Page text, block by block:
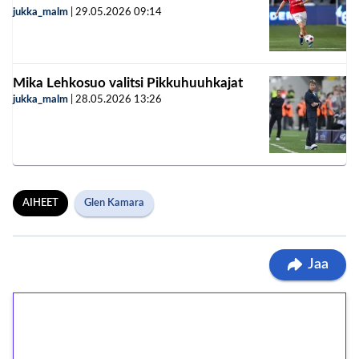
jukka_malm 29.05.2026 09:14
Mika Lehkosuo valitsi Pikkuhuuhkajat
jukka_malm 28.05.2026 13:26
AIHEET Glen Kamara
Jaa